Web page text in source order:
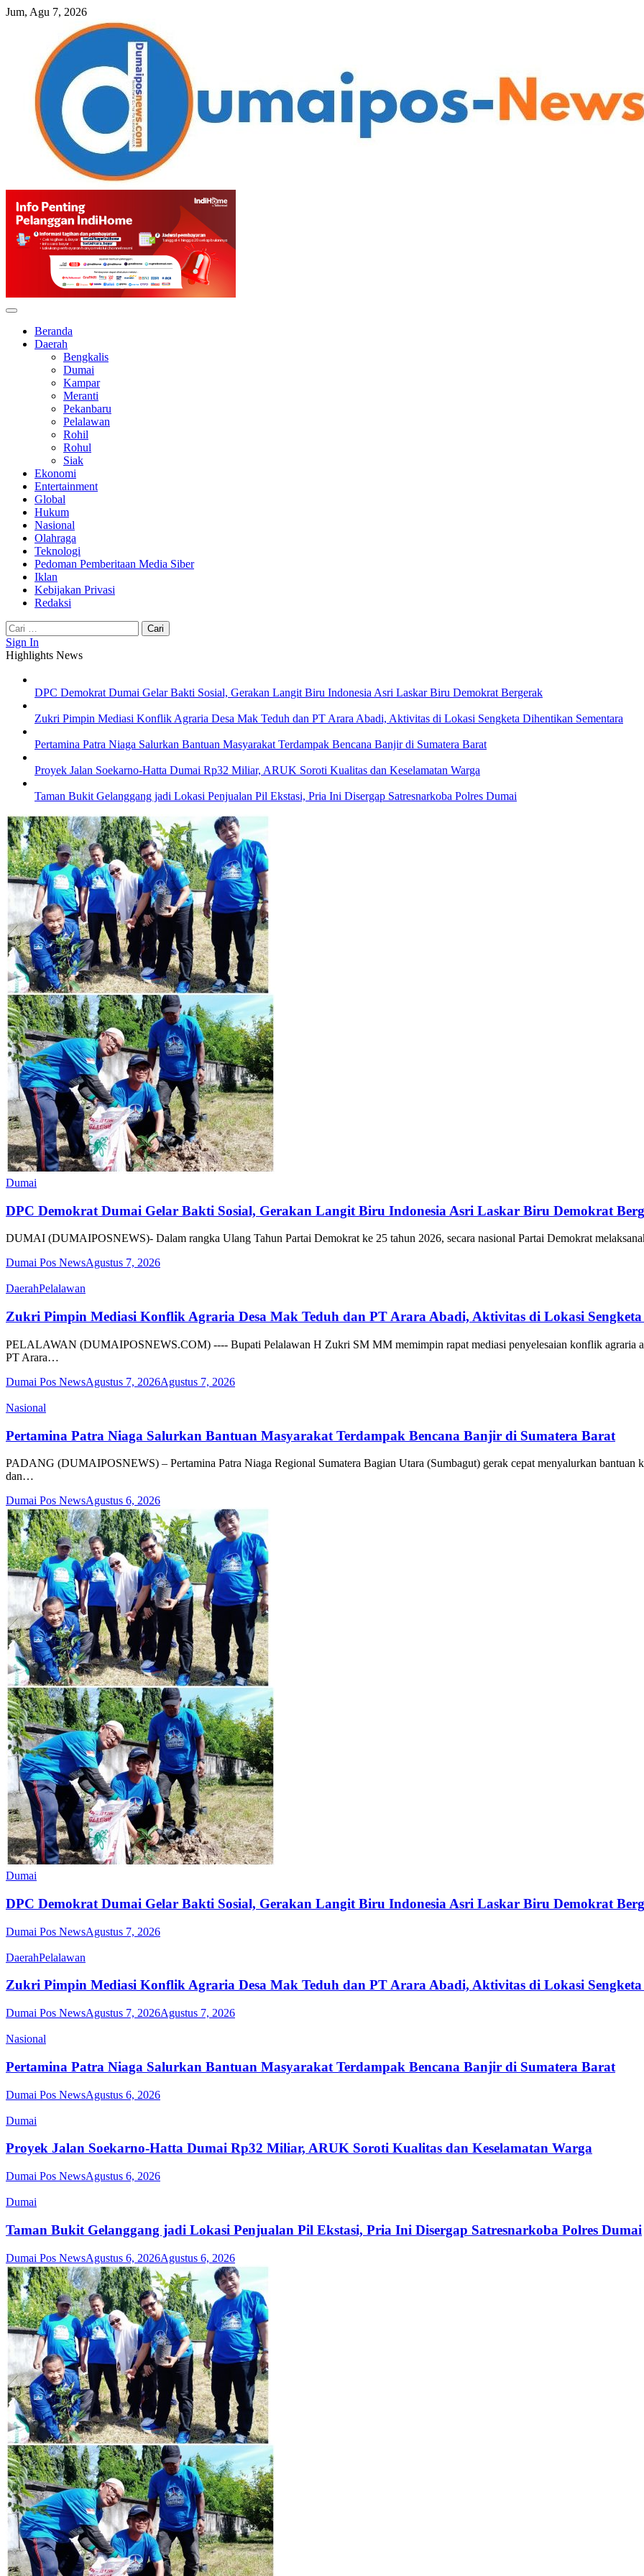
Skip
Jum, Agu 7, 2026
Beranda
Daerah
Bengkalis
Dumai
Kampar
Meranti
Pekanbaru
Pelalawan
Rohil
Rohul
Siak
Ekonomi
Entertainment
Global
Hukum
Nasional
Olahraga
Teknologi
Pedoman Pemberitaan Media Siber
Iklan
Kebijakan Privasi
Redaksi
Cari
untuk:
Sign In
Highlights News
DPC Demokrat Dumai Gelar Bakti Sosial, Gerakan Langit Biru Indonesia Asri Laskar Biru Demokrat Bergerak
Zukri Pimpin Mediasi Konflik Agraria Desa Mak Teduh dan PT Arara Abadi, Aktivitas di Lokasi Sengketa Dihentikan Sementara
Pertamina Patra Niaga Salurkan Bantuan Masyarakat Terdampak Bencana Banjir di Sumatera Barat
Proyek Jalan Soekarno-Hatta Dumai Rp32 Miliar, ARUK Soroti Kualitas dan Keselamatan Warga
Taman Bukit Gelanggang jadi Lokasi Penjualan Pil Ekstasi, Pria Ini Disergap Satresnarkoba Polres Dumai
Dumai
DPC Demokrat Dumai Gelar Bakti Sosial, Gerakan Langit Biru Indonesia Asri Laskar Biru Demokrat
DUMAI (DUMAIPOSNEWS)- Dalam rangka Ulang Tahun Partai Demokrat ke 25 tahun 2026, secara nasional Partai Demokrat
Dumai Pos NewsAgustus 7, 2026
DaerahPelalawan
Zukri Pimpin Mediasi Konflik Agraria Desa Mak Teduh dan PT Arara Abadi, Aktivitas di Lokasi Sengketa
PELALAWAN (DUMAIPOSNEWS.COM) ---- Bupati Pelalawan H Zukri SM MM memimpin rapat mediasi penyelesaian konflik agraria
PT Arara…
Dumai Pos NewsAgustus 7, 2026Agustus 7, 2026
Nasional
Pertamina Patra Niaga Salurkan Bantuan Masyarakat Terdampak Bencana Banjir di Sumatera Barat
PADANG (DUMAIPOSNEWS) – Pertamina Patra Niaga Regional Sumatera Bagian Utara (Sumbagut) gerak cepat menyalurkan bantuan
dan…
Dumai Pos NewsAgustus 6, 2026
Dumai
DPC Demokrat Dumai Gelar Bakti Sosial, Gerakan Langit Biru Indonesia Asri Laskar Biru Demokrat
Dumai Pos NewsAgustus 7, 2026
DaerahPelalawan
Zukri Pimpin Mediasi Konflik Agraria Desa Mak Teduh dan PT Arara Abadi, Aktivitas di Lokasi
Dumai Pos NewsAgustus 7, 2026Agustus 7, 2026
Nasional
Pertamina Patra Niaga Salurkan Bantuan Masyarakat Terdampak Bencana Banjir di Sumatera Barat
Dumai Pos NewsAgustus 6, 2026
Dumai
Proyek Jalan Soekarno-Hatta Dumai Rp32 Miliar, ARUK Soroti Kualitas dan Keselamatan Warga
Dumai Pos NewsAgustus 6, 2026
Dumai
Taman Bukit Gelanggang jadi Lokasi Penjualan Pil Ekstasi, Pria Ini Disergap Satresnarkoba Polres Dumai
Dumai Pos NewsAgustus 6, 2026Agustus 6, 2026